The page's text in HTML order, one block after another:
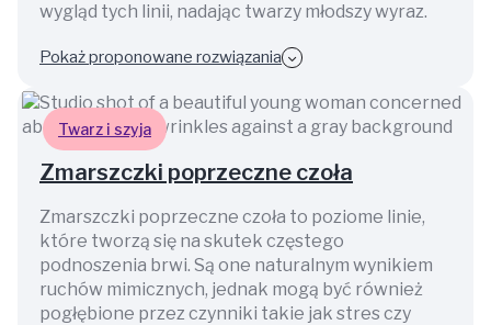
wygląd tych linii, nadając twarzy młodszy wyraz.
Pokaż proponowane rozwiązania
Twarz i szyja
Zmarszczki poprzeczne czoła
Zmarszczki poprzeczne czoła to poziome linie,
które tworzą się na skutek częstego
podnoszenia brwi. Są one naturalnym wynikiem
ruchów mimicznych, jednak mogą być również
pogłębione przez czynniki takie jak stres czy